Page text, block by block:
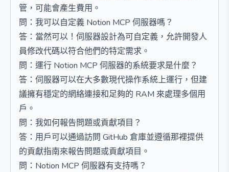
管，可能會產生費用。
問：我可以自定義 Notion MCP 伺服器嗎？
答：當然可以！伺服器設計為可自定義，允許開發人
員修改代碼以符合他們的特定需求。
問：運行 Notion MCP 伺服器的系統要求是什麼？
答：伺服器可以在大多數現代操作系統上運行，但建
議擁有穩定的網絡連接和足夠的 RAM 來處理多個用
戶。
問：我如何報告問題或貢獻項目？
答：用戶可以通過訪問 GitHub 倉庫並遵循那裡提供
的貢獻指南來報告問題或貢獻項目。
問：Notion MCP 伺服器有支持嗎？